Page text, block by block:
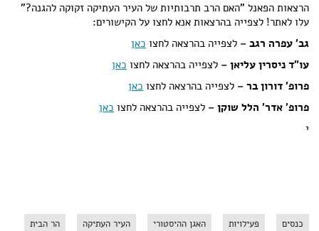
הרצאות הפאנל "האם הרב תרבותיות של העיר העתיקה זקוקה להגנה?"
עלו לאתר! לצפייה בהרצאות אנא לחצו על הקישורים:
גב' עפרה רגב – לצפייה בהרצאה לחצו כאן
עו"ד ניסרין עליאן – לצפייה בהרצאה לחצו כאן
פרופ' דורון בר – לצפייה בהרצאה לחצו כאן
פרופ' אדר' הלל שוקן – לצפייה בהרצאה לחצו כאן
י
כנסים פעילויות האגן ההיסטורי העיר העתיקה הר הבית